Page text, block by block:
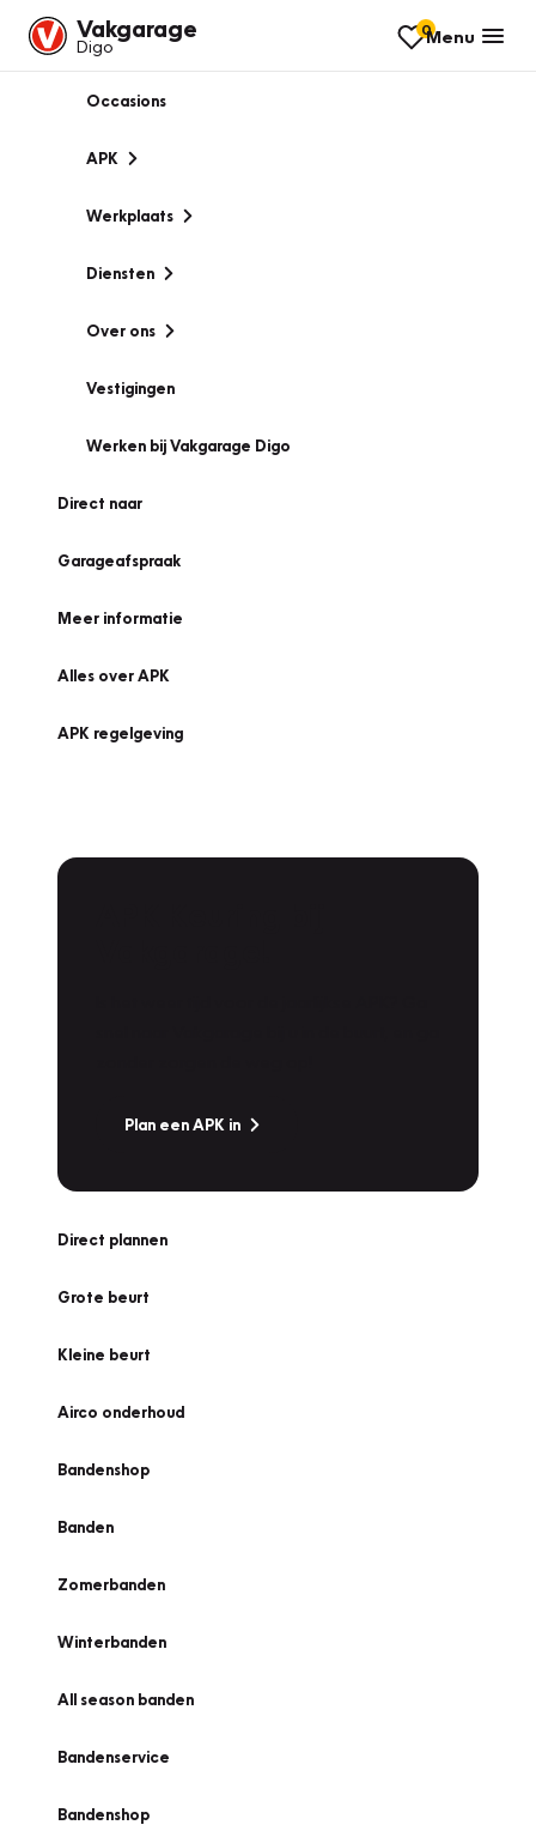
Vakgarage
Digo
0Menu
Occasions
APK
Werkplaats
Diensten
Over ons
Vestigingen
Werken bij Vakgarage Digo
Direct naar
Garageafspraak
Meer informatie
Alles over APK
APK regelgeving
Plan een APK in
Direct plannen
Grote beurt
Kleine beurt
Airco onderhoud
Bandenshop
Banden
Zomerbanden
Winterbanden
All season banden
Bandenservice
Bandenshop